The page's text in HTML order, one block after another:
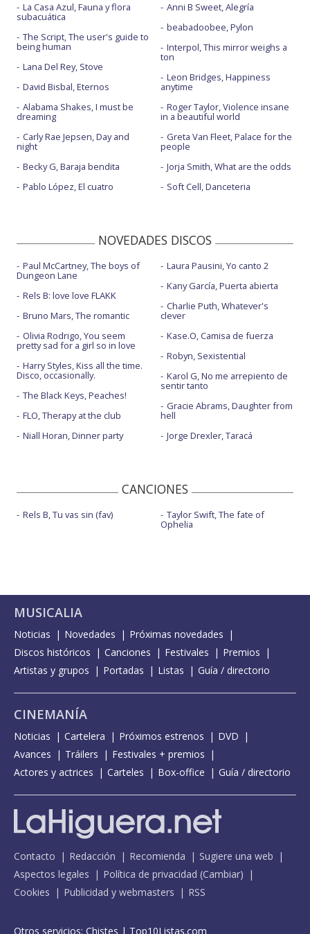
La Casa Azul, Fauna y flora
subacuática
The Script, The user's guide to
being human
Lana Del Rey, Stove
David Bisbal, Eternos
Alabama Shakes, I must be
dreaming
Carly Rae Jepsen, Day and
night
Becky G, Baraja bendita
Pablo López, El cuatro
Anni B Sweet, Alegría
beabadoobee, Pylon
Interpol, This mirror weighs a
ton
Leon Bridges, Happiness
anytime
Roger Taylor, Violence insane
in a beautiful world
Greta Van Fleet, Palace for the
people
Jorja Smith, What are the odds
Soft Cell, Danceteria
NOVEDADES DISCOS
Paul McCartney, The boys of
Dungeon Lane
Rels B: love love FLAKK
Bruno Mars, The romantic
Olivia Rodrigo, You seem
pretty sad for a girl so in love
Harry Styles, Kiss all the time.
Disco, occasionally.
The Black Keys, Peaches!
FLO, Therapy at the club
Niall Horan, Dinner party
Laura Pausini, Yo canto 2
Kany García, Puerta abierta
Charlie Puth, Whatever's
clever
Kase.O, Camisa de fuerza
Robyn, Sexistential
Karol G, No me arrepiento de
sentir tanto
Gracie Abrams, Daughter from
hell
Jorge Drexler, Taracá
CANCIONES
Rels B, Tu vas sin (fav) Taylor Swift, The fate of
Ophelia
MUSICALIA
Noticias Novedades
Próximas novedades
Discos históricos
Canciones Festivales
Premios
Artistas y grupos
Portadas Listas Guía / directorio
CINEMANÍA
Noticias Cartelera Próximos estrenos
DVD
Avances
Tráilers
Festivales + premios
Actores y actrices
Carteles Box-office Guía / directorio
Contacto Redacción Recomienda
Sugiere una web
Aspectos legales
Política de privacidad (Cambiar)
Cookies
Publicidad y webmasters RSS
Otros servicios: Chistes | Top10Listas.com